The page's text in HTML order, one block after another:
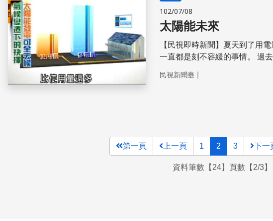
102/07/08
太陽能未來
【民視即時新聞】夏天到了用
一直都是刻不容緩的事情。 過去大家認為太陽能不穩定的因素太高，但是其實
進的太陽能發電設計。
民視新聞臺｜
第一頁 上一頁 1 2 3 下一
資料筆數【24】頁數【2/3】